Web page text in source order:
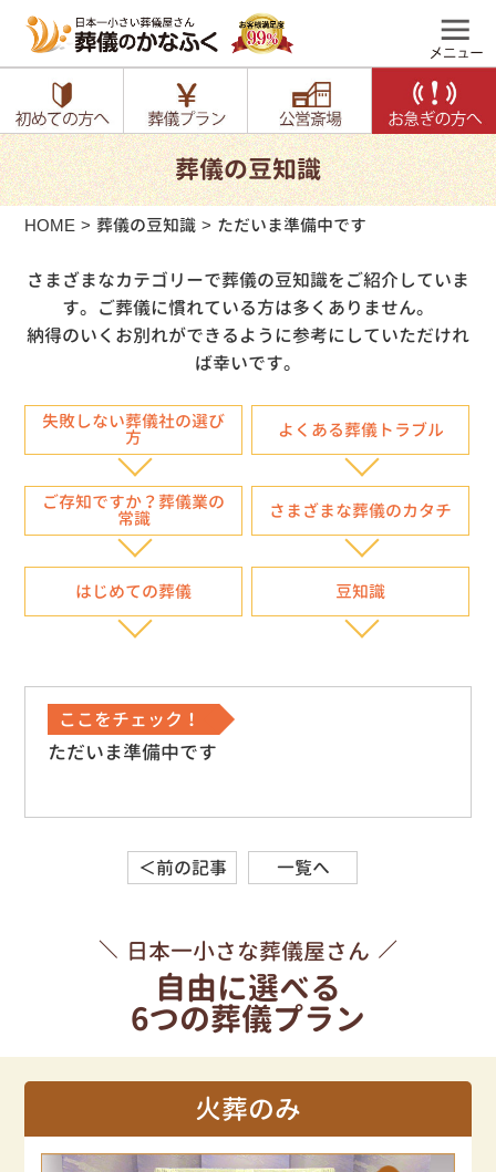
葬儀の豆知識
HOME 葬儀の豆知識 ただいま準備中です
さまざまなカテゴリーで葬儀の豆知識をご紹介していま
す。ご葬儀に慣れている方は多くありません。
納得のいくお別れができるように参考にしていただけれ
ば幸いです。
失敗しない葬儀社の選び
方 よくある葬儀トラブル
ご存知ですか？葬儀業の
常識 さまざまな葬儀のカタチ
はじめての葬儀 豆知識
ここをチェック！
ただいま準備中です
＜前の記事 一覧へ
日本一小さな葬儀屋さん
自由に選べる
6つの葬儀プラン
火葬のみ